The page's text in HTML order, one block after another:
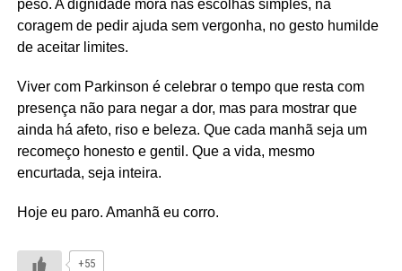
peso. A dignidade mora nas escolhas simples, na
coragem de pedir ajuda sem vergonha, no gesto humilde
de aceitar limites.
Viver com Parkinson é celebrar o tempo que resta com
presença não para negar a dor, mas para mostrar que
ainda há afeto, riso e beleza. Que cada manhã seja um
recomeço honesto e gentil. Que a vida, mesmo
encurtada, seja inteira.
Hoje eu paro. Amanhã eu corro.
+55